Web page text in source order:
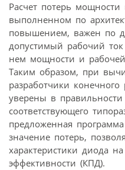
Расчет потерь
выполненном по
повышением, важен по
допустимый рабочий
нем мощности и
Таким образом, при
разработчики
уверены в
соответствующего
предложенная
значение потерь,
характеристики диода
эффективности (КПД).